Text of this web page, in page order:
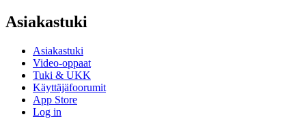
Asiakastuki
Asiakastuki
Video-oppaat
Tuki & UKK
Käyttäjäfoorumit
App Store
Log in